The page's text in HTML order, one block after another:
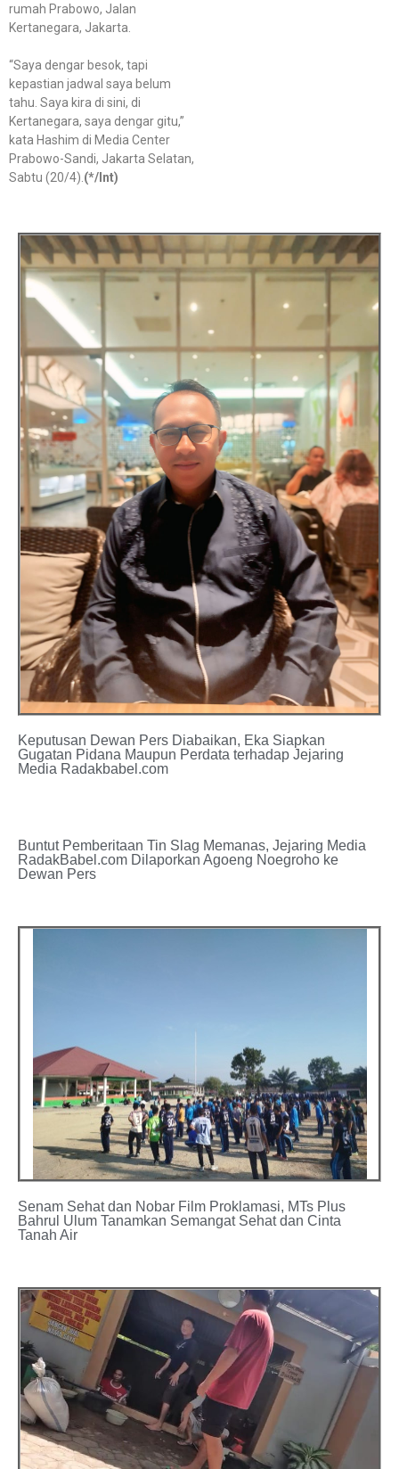
rumah Prabowo, Jalan
Kertanegara, Jakarta.
“Saya dengar besok, tapi
kepastian jadwal saya belum
tahu. Saya kira di sini, di
Kertanegara, saya dengar gitu,”
kata Hashim di Media Center
Prabowo-Sandi, Jakarta Selatan,
Sabtu (20/4). (*/Int)
Keputusan Dewan Pers Diabaikan, Eka Siapkan
Gugatan Pidana Maupun Perdata terhadap Jejaring
Media Radakbabel.com
Buntut Pemberitaan Tin Slag Memanas, Jejaring Media
RadakBabel.com Dilaporkan Agoeng Noegroho ke
Dewan Pers
Senam Sehat dan Nobar Film Proklamasi, MTs Plus
Bahrul Ulum Tanamkan Semangat Sehat dan Cinta
Tanah Air